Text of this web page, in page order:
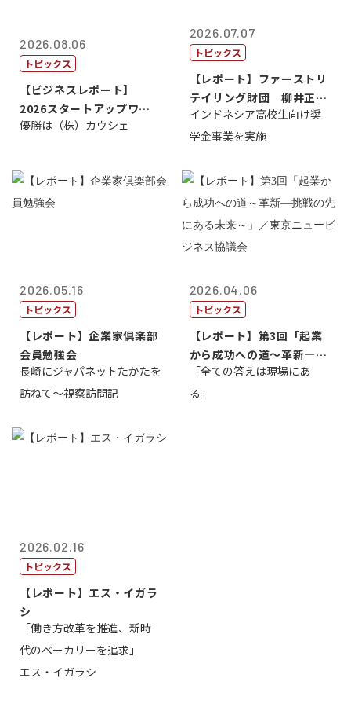
2026.08.06
トピックス
【ビジネスレポート】
2026スタートアップワー
ルドカップ東京
優勝は（株）カウシェ
2026.07.07
トピックス
【レポート】ファーストリ
テイリング財団 柳井正
理事長
インドネシア高校生向け奨
学金事業を実施
2026.05.16
トピックス
【レポート】企業家倶楽部
会員勉強会
長崎にジャパネットたかたを
訪ねて～視察訪問記
2026.04.06
トピックス
【レポート】第3回「起業
から成功への道～革新―挑
戦の先にある...
「全ての答えは現場にあ
る」
2026.02.16
トピックス
【レポート】エス・イガラ
シ
「働き方改革を推進、新時
代のベーカリーを追求」
エス・イガラシ